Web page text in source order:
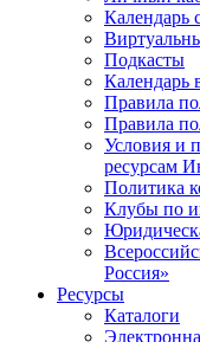
Календарь
Подкасты
Календарь
Правила
Правила
Условия и
ресурсам
Политика
Клубы по
Россия»
Ресурсы
Каталоги